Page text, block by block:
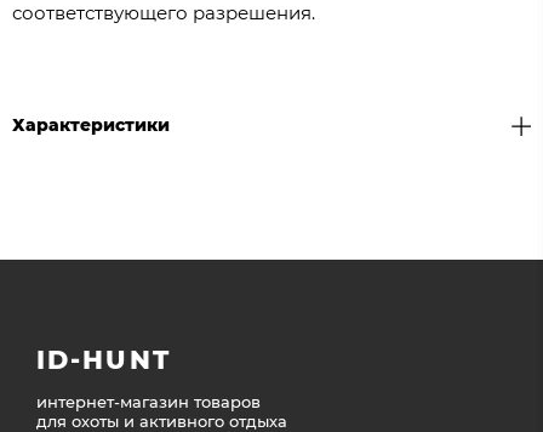
соответствующего разрешения.
Характеристики
ID-HUNT
интернет-магазин товаров
для охоты и активного отдыха